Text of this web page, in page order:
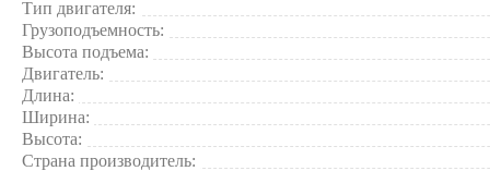
Где применяется вилочный погрузчик TRF D100-4i2?
На металлургических и машиностроительных
В портах и судостроительных верфях
На складах крупногабаритной продукции
В логистических терминалах с тяжелыми грузами
В добывающей и перерабатывающей промышленности
Тип двигателя:
Грузоподъемность:
Высота подъема:
Двигатель:
Длина:
Ширина:
Высота:
Страна производитель: